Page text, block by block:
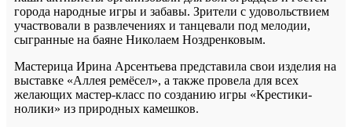
города народные игры и забавы. Зрители с удовольствием
участвовали в развлечениях и танцевали под мелодии,
сыгранные на баяне Николаем Ноздренковым.
Мастерица Ирина Арсентьева представила свои изделия на
выставке «Аллея ремёсел», а также провела для всех
желающих мастер-класс по созданию игры «Крестики-
нолики» из природных камешков.